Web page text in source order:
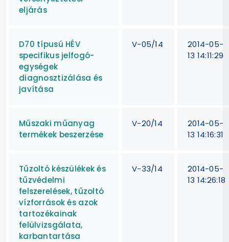
eljárás
D70 típusú HÉV
specifikus jelfogó-
egységek
diagnosztizálása és
javítása
V-05/14
2014-05-
13 14:11:29
Műszaki műanyag
termékek beszerzése
V-20/14
2014-05-
13 14:16:31
Tűzoltó készülékek és
tűzvédelmi
felszerelések, tűzoltó
vízforrások és azok
tartozékainak
felülvizsgálata,
karbantartása
V-33/14
2014-05-
13 14:26:18